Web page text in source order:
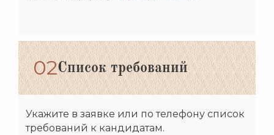
02Список требований
Укажите в заявке или по телефону список
требований к кандидатам.